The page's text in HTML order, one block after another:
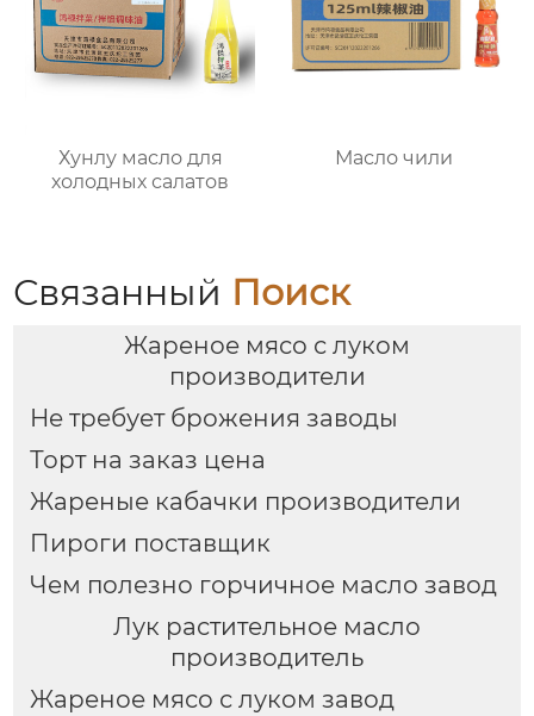
Хунлу масло для
холодных салатов
Масло чили
Связанный Поиск
Жареное мясо с луком
производители
Не требует брожения заводы
Торт на заказ цена
Жареные кабачки производители
Пироги поставщик
Чем полезно горчичное масло завод
Лук растительное масло
производитель
Жареное мясо с луком завод